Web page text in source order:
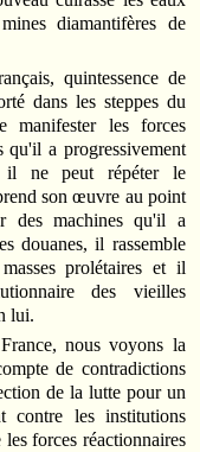
diamantifères de
quintessence de
dans les steppes du
manifester les forces
qu'il a progressivement
il ne peut répéter le
son œuvre au point
des machines qu'il a
douanes, il rassemble
prolétaires et il
des vieilles
lui.
nous voyons la
de contradictions
de la lutte pour un
contre les institutions
forces réactionnaires